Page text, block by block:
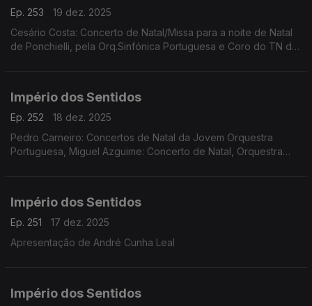
Ep. 253
19 dez. 2025
Cesário Costa: Concerto de Natal/Missa para a noite de Natal
de Ponchielli, pela Orq.Sinfónica Portuguesa e Coro do TN de
Império dos Sentidos
Ep. 252
18 dez. 2025
Pedro Carneiro: Concertos de Natal da Jovem Orquestra
Portuguesa, Miguel Azguime: Concerto de Natal, Orquestra
Império dos Sentidos
Ep. 251
17 dez. 2025
Apresentação de André Cunha Leal
Império dos Sentidos